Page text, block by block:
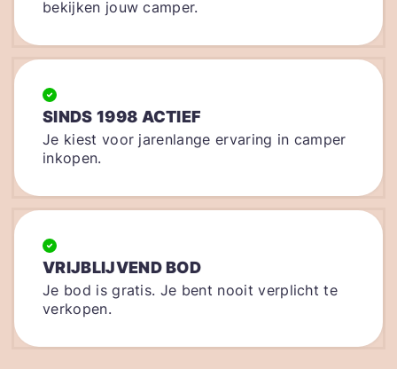
bekijken jouw camper.
SINDS 1998 ACTIEF
Je kiest voor jarenlange ervaring in camper
inkopen.
VRIJBLIJVEND BOD
Je bod is gratis. Je bent nooit verplicht te
verkopen.